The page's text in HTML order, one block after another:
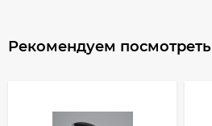
Рекомендуем посмотреть